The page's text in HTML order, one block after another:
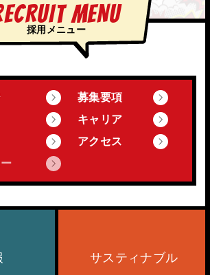
MENU
採用メニュー
募集要項
キャリア
アクセス
サスティナブル